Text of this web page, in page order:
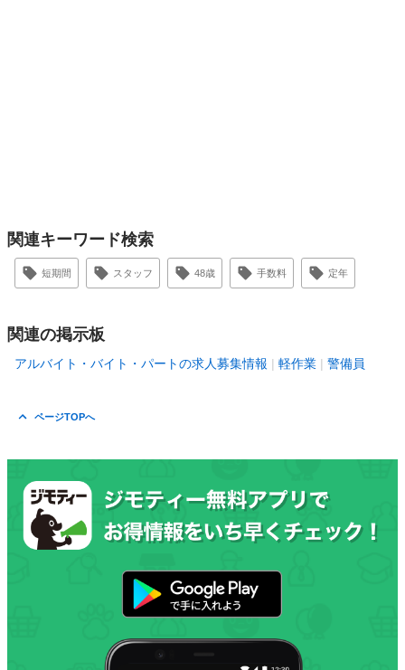
関連キーワード検索
短期間 スタッフ 48歳 手数料 定年
関連の掲示板
アルバイト・バイト・パートの求人募集情報 軽作業 警備員
ページTOPへ